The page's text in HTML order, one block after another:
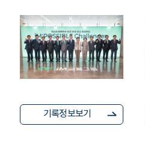
기록정보보기